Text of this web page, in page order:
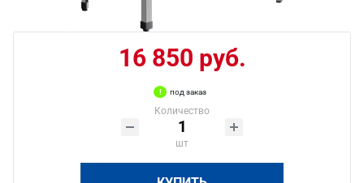
16 850 руб.
под заказ
Количество
шт